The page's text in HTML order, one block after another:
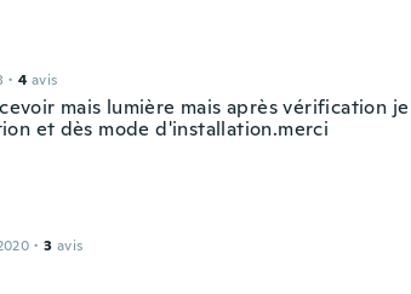
· 4 avis
mais lumière mais après vérification
et dès mode d'installation.merci
· 3 avis